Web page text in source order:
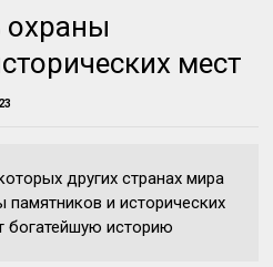
охраны
мест
других странах мира
памятников и исторических
богатейшую историю